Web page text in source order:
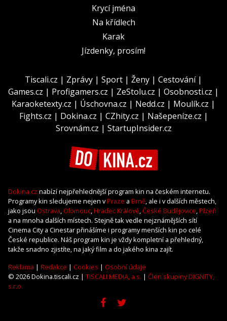
Krycí jména
Na křídlech
Karak
Jízdenky, prosím!
Tiscali.cz | Zprávy | Sport | Ženy | Cestování|
Games.cz | Profigamers.cz | ZeStolu.cz | Osobnosti.cz |
Karaoketexty.cz | Úschovna.cz | Nedd.cz | Moulík.cz |
Fights.cz | Dokina.cz | CZhity.cz | Našepeníze.cz |
Srovnám.cz | StartupInsider.cz
Dokina.cz nabízí nejpřehlednější program kin na českém internetu.
Programy kin sledujeme nejen vPraze a Brně, ale i v dalších městech,
jako jsou Ostrava, Olomouc,Hradec Králové,České Budějovice,Plzeň
a na mnoha dalších místech. Stejně tak vedle nejznámějších sítí
Cinema City a Cinestar přinášíme i programy menších kin po celé
České republice. Náš program kin je vždy kompletní a přehledný,
takže snadno zjistíte, na jaký film a do jakého kina zajít.
Reklama | Redakce | Cookies | Osobní údaje
© 2026 Dokina.tiscali.cz | TISCALI MEDIA, a.s. | Člen skupiny DIGNITY,
s.r.o.